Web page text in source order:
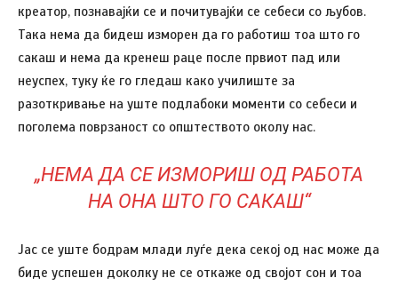
креатор, познавајќи се и почитувајќи се себеси со љубов.
Така нема да бидеш изморен да го работиш тоа што го
сакаш и нема да кренеш раце после првиот пад или
неуспех, туку ќе го гледаш како училиште за
разоткривање на уште подлабоки моменти со себеси и
поголема поврзаност со општеството околу нас.
„НЕМА ДА СЕ ИЗМОРИШ ОД РАБОТА
НА ОНА ШТО ГО САКАШ“
Јас се уште бодрам млади луѓе дека секој од нас може да
биде успешен доколку не се откаже од својот сон и тоа